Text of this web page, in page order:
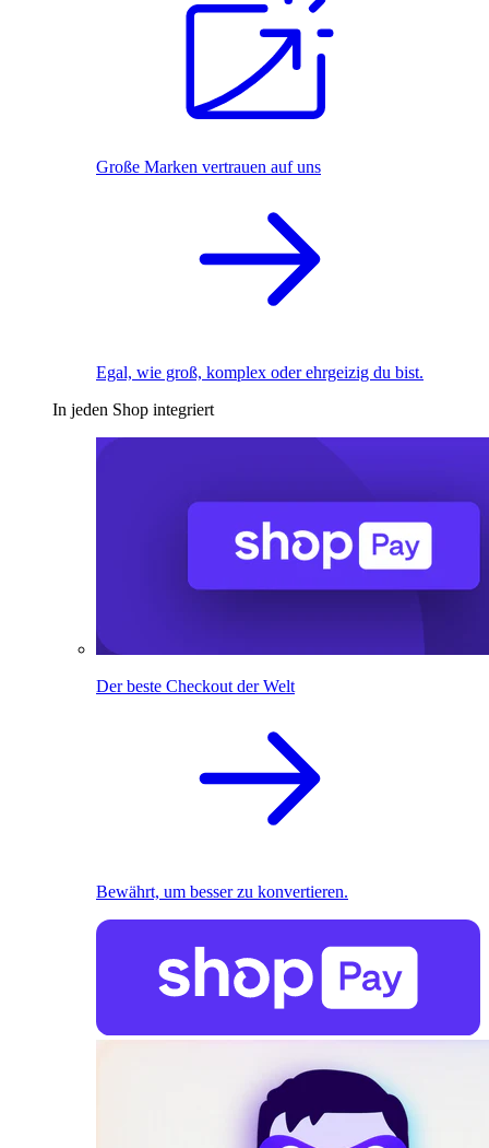
Große Marken vertrauen auf uns
Egal, wie groß, komplex oder ehrgeizig du bist.
In jeden Shop integriert
Der beste Checkout der Welt
Bewährt, um besser zu konvertieren.